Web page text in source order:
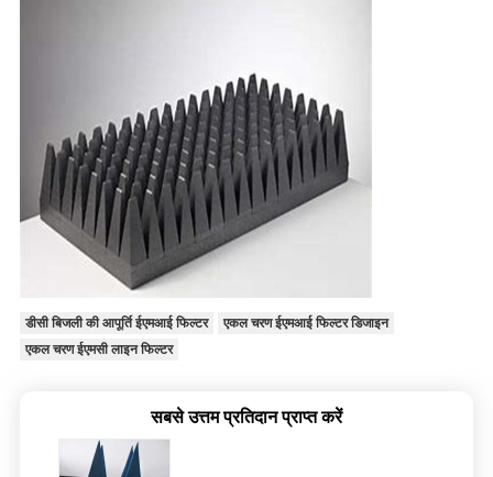
डीसी बिजली की आपूर्ति ईएमआई फिल्टर
एकल चरण ईएमआई फिल्टर डिजाइन
एकल चरण ईएमसी लाइन फिल्टर
सबसे उत्तम प्रतिदान प्राप्त करें